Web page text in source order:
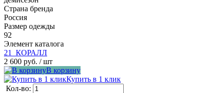
Страна бренда
Россия
Размер одежды
92
Элемент каталога
21_КОРАЛЛ
2 600 руб. / шт
В корзину
Купить в 1 клик
Кол-во: